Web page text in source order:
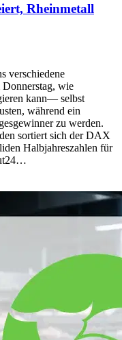
Rheinmetall
verschiedene
Donnerstag, wie
kann— selbst
während ein
zu werden.
sortiert sich der DAX
Halbjahreszahlen für